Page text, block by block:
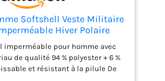
Softshell Veste Militaire
Hiver Polaire
Manteau avec Poches
Noir Taille XL
imperméable pour homme avec
de qualité 94 % polyester + 6 %
et résistant à la pilule De